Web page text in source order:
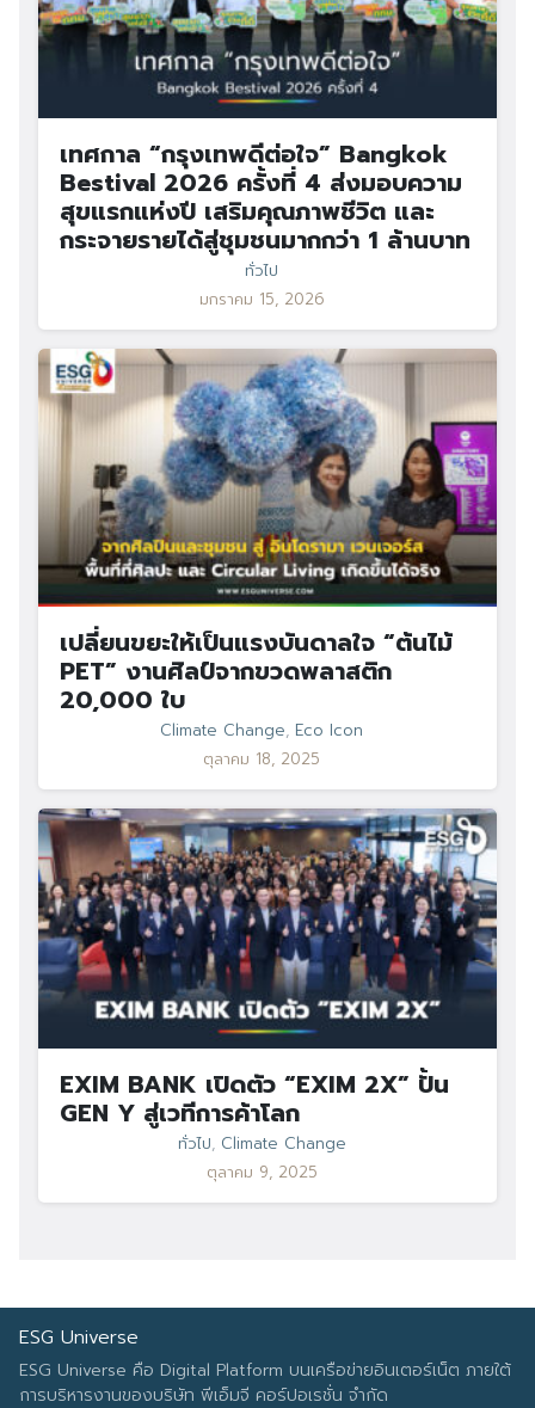
เทศกาล “กรุงเทพดีต่อใจ” Bangkok
Bestival 2026 ครั้งที่ 4 ส่งมอบความ
สุขแรกแห่งปี เสริมคุณภาพชีวิต และ
กระจายรายได้สู่ชุมชนมากกว่า 1 ล้านบาท
ทั่วไป
มกราคม 15, 2026
เปลี่ยนขยะให้เป็นแรงบันดาลใจ “ต้นไม้
PET” งานศิลป์จากขวดพลาสติก
20,000 ใบ
Climate Change, Eco Icon
ตุลาคม 18, 2025
EXIM BANK เปิดตัว “EXIM 2X” ปั้น
GEN Y สู่เวทีการค้าโลก
ทั่วไป, Climate Change
ตุลาคม 9, 2025
ESG Universe
ESG Universe คือ Digital Platform บนเครือข่ายอินเตอร์เน็ต ภายใต้
การบริหารงานของบริษัท พีเอ็มจี คอร์ปอเรชั่น จำกัด